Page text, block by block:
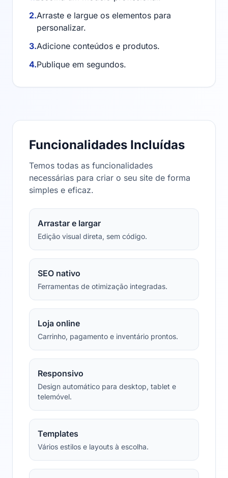
2.Arraste e largue os elementos para
personalizar.
3.Adicione conteúdos e produtos.
4.Publique em segundos.
Funcionalidades Incluídas
Temos todas as funcionalidades
necessárias para criar o seu site de forma
simples e eficaz.
Arrastar e largar
Edição visual direta, sem código.
SEO nativo
Ferramentas de otimização integradas.
Loja online
Carrinho, pagamento e inventário prontos.
Responsivo
Design automático para desktop, tablet e
telemóvel.
Templates
Vários estilos e layouts à escolha.